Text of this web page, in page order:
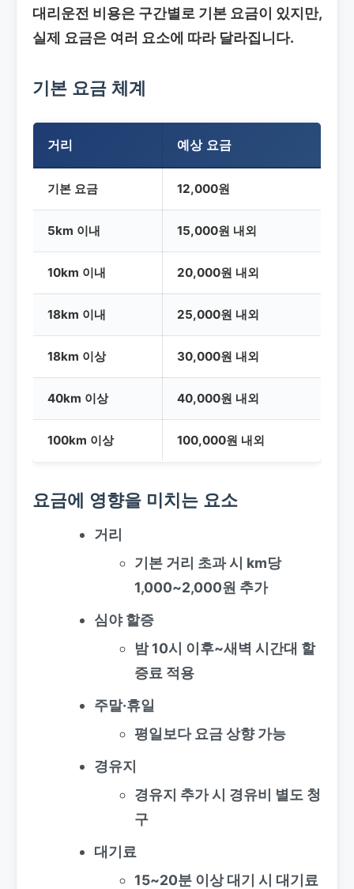
대리운전 비용은 구간별로 기본 요금이 있지만,
실제 요금은 여러 요소에 따라 달라집니다.
기본 요금 체계
거리 예상 요금
기본 요금 12,000원
5km 이내 15,000원 내외
10km 이내 20,000원 내외
18km 이내 25,000원 내외
18km 이상 30,000원 내외
40km 이상 40,000원 내외
100km 이상 100,000원 내외
요금에 영향을 미치는 요소
거리
기본 거리 초과 시 km당
1,000~2,000원 추가
심야 할증
밤 10시 이후~새벽 시간대 할
증료 적용
주말·휴일
평일보다 요금 상향 가능
경유지
경유지 추가 시 경유비 별도 청
구
대기료
15~20분 이상 대기 시 대기료